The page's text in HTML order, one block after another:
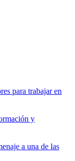
para trabajar en
y
a una de las